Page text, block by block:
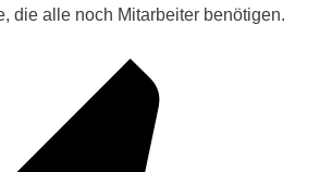
die alle noch Mitarbeiter benötigen.